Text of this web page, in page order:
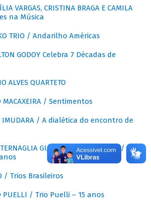
VARGAS, CRISTINA BRAGA E CAMILA
na Música
TRIO / Andarilho Américas
GODOY Celebra 7 Décadas de
ALVES QUARTETO
MACAXEIRA / Sentimentos
IMUDARA / A dialética do encontro de
GUITAR QUARTET (QGQ) /
/ Trios Brasileiros
PUELLI / Trio Puelli – 15 anos